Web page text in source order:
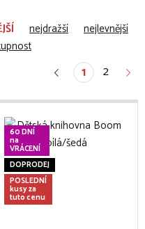
nejdražší
nejlevnější
1 2
60 DNÍ
na
VRÁCENÍ
DOPRODEJ
POSLEDNÍ
kusy za
tuto cenu